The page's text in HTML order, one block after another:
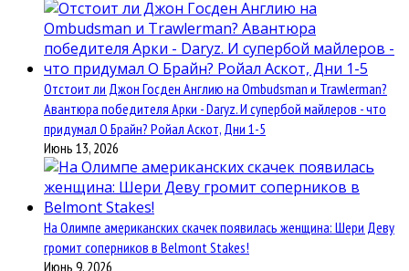
Отстоит ли Джон Госден Англию на Ombudsman и Trawlerman?
Авантюра победителя Арки - Daryz. И супербой майлеров - что
придумал О Брайн? Ройал Аскот, Дни 1-5
Июнь 13, 2026
На Олимпе американских скачек появилась женщина: Шери Деву
громит соперников в Belmont Stakes!
Июнь 9, 2026